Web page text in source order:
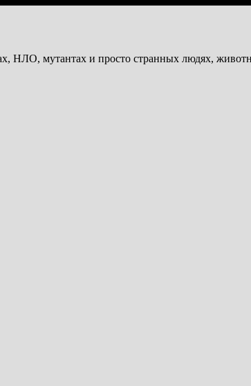
НЛО, мутантах и просто странных людях,